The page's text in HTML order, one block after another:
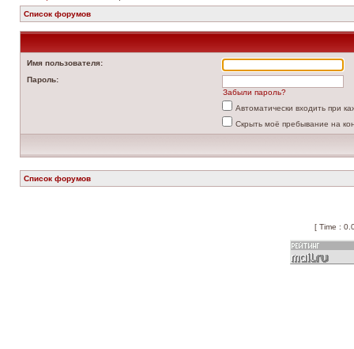
Список форумов
Имя пользователя:
Пароль:
Забыли пароль?
Автоматически входить при
Скрыть моё пребывание на
Список форумов
[ Time :